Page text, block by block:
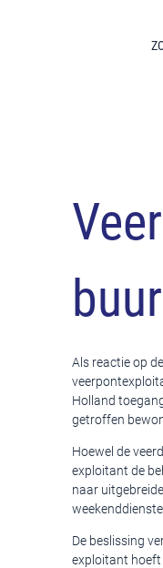
Als reactie op
Holland
getroffen
Hoewel de
exploitant de
naar
De beslissing
exploitant hoeft